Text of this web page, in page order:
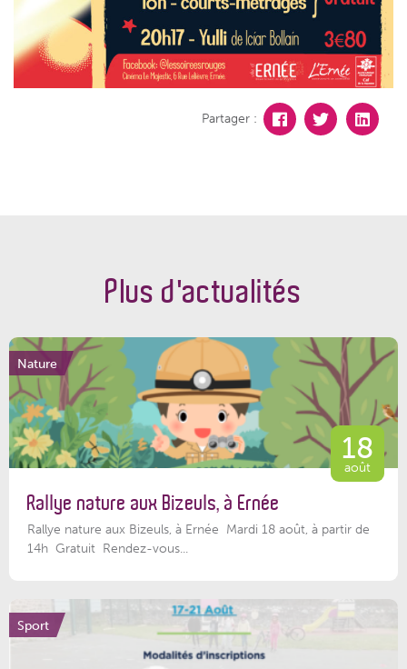
Partager :
Plus d'actualités
Nature
18
août
Rallye nature aux Bizeuls, à Ernée
Rallye nature aux Bizeuls, à Ernée Mardi 18 août, à partir de
14h Gratuit Rendez-vous...
Sport